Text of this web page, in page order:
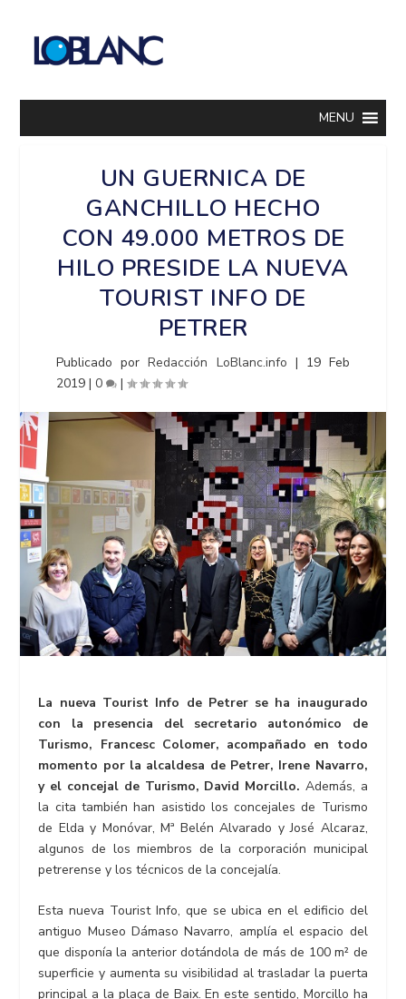
MENU
UN GUERNICA DE
GANCHILLO HECHO
CON 49.000 METROS DE
HILO PRESIDE LA NUEVA
TOURIST INFO DE
PETRER
Publicado porRedacción LoBlanc.info | 19 Feb
2019 |0 |
La nueva Tourist Info de Petrer se ha inaugurado
con la presencia del secretario autonómico de
Turismo, Francesc Colomer, acompañado en todo
momento por la alcaldesa de Petrer, Irene Navarro,
y el concejal de Turismo, David Morcillo. Además, a
la cita también han asistido los concejales de Turismo
de Elda y Monóvar, Mª Belén Alvarado y José Alcaraz,
algunos de los miembros de la corporación municipal
petrerense y los técnicos de la concejalía.
Esta nueva Tourist Info, que se ubica en el edificio del
antiguo Museo Dámaso Navarro, amplía el espacio del
que disponía la anterior dotándola de más de 100 m² de
superficie y aumenta su visibilidad al trasladar la puerta
principal a la plaça de Baix. En este sentido, Morcillo ha